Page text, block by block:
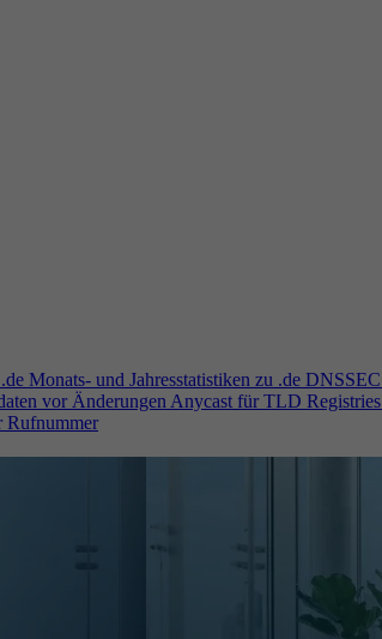
Monats- und Jahresstatistiken zu .de DNSSEC
vor ÄnderungenAnycast für TLD Registries
Rufnummer